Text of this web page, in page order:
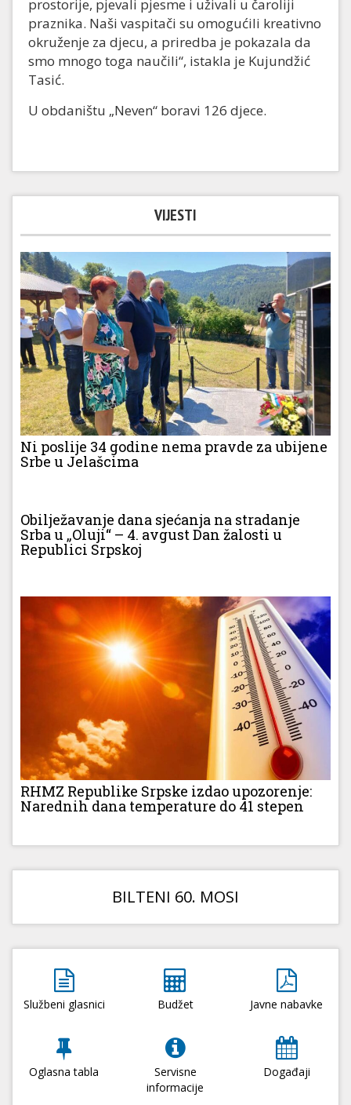
prostorije, pjevali pjesme i uživali u čaroliji
praznika. Naši vaspitači su omogućili kreativno
okruženje za djecu, a priredba je pokazala da
smo mnogo toga naučili“, istakla je Kujundžić
Tasić.
U obdaništu „Neven“ boravi 126 djece.
VIJESTI
Ni poslije 34 godine nema pravde za ubijene
Srbe u Jelašcima
Obilježavanje dana sjećanja na stradanje
Srba u „Oluji“ – 4. avgust Dan žalosti u
Republici Srpskoj
RHMZ Republike Srpske izdao upozorenje:
Narednih dana temperature do 41 stepen
BILTENI 60. MOSI
Službeni glasnici Budžet Javne nabavke
Oglasna tabla
Servisne
informacije
Događaji